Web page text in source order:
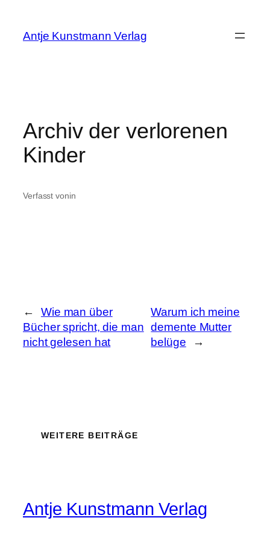
springen
Antje Kunstmann Verlag
Archiv der verlorenen
Kinder
Verfasst vonin
←
Wie man über
Bücher spricht, die man
nicht gelesen hat
Warum ich meine
demente Mutter
belüge
→
WEITERE BEITRÄGE
Antje Kunstmann Verlag